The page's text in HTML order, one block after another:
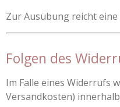
Zur Ausübung reicht
Folgen des
Im Falle eines Widerrufs
Versandkosten)